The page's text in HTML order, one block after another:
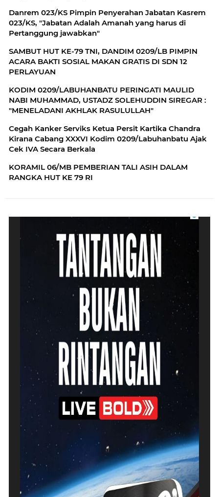
Danrem 023/KS Pimpin Penyerahan Jabatan Kasrem
023/KS, "Jabatan Adalah Amanah yang harus di
Pertanggung jawabkan"
SAMBUT HUT KE-79 TNI, DANDIM 0209/LB PIMPIN
ACARA BAKTI SOSIAL MAKAN GRATIS DI SDN 12
PERLAYUAN
KODIM 0209/LABUHANBATU PERINGATI MAULID
NABI MUHAMMAD, USTADZ SOLEHUDDIN SIREGAR :
"MENELADANI AKHLAK RASULULLAH"
Cegah Kanker Serviks Ketua Persit Kartika Chandra
Kirana Cabang XXXVI Kodim 0209/Labuhanbatu Ajak
Cek IVA Secara Berkala
KORAMIL 06/MB PEMBERIAN TALI ASIH DALAM
RANGKA HUT KE 79 RI